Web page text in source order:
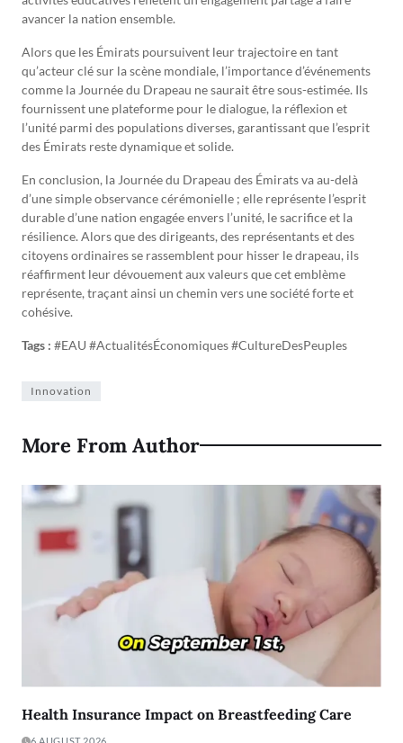
avancer la nation ensemble.
Alors que les Émirats poursuivent leur trajectoire en tant
qu’acteur clé sur la scène mondiale, l’importance d’événements
comme la Journée du Drapeau ne saurait être sous-estimée. Ils
fournissent une plateforme pour le dialogue, la réflexion et
l’unité parmi des populations diverses, garantissant que l’esprit
des Émirats reste dynamique et solide.
En conclusion, la Journée du Drapeau des Émirats va au-delà
d’une simple observance cérémonielle ; elle représente l’esprit
durable d’une nation engagée envers l’unité, le sacrifice et la
résilience. Alors que des dirigeants, des représentants et des
citoyens ordinaires se rassemblent pour hisser le drapeau, ils
réaffirment leur dévouement aux valeurs que cet emblème
représente, traçant ainsi un chemin vers une société forte et
cohésive.
Tags : #EAU #ActualitésÉconomiques #CultureDesPeuples
Innovation
More From Author
Health Insurance Impact on Breastfeeding Care